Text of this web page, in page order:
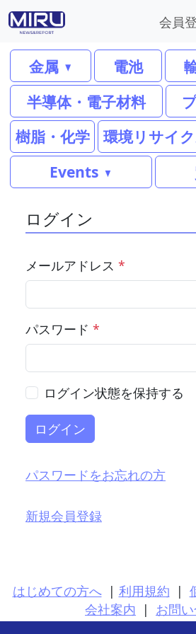
会員
金属 電池
半導体・電子材料
樹脂・化学
環境リサイ
Events
ログイン
メールアドレス *
パスワード *
ログイン状態を保持する
ログイン
パスワードをお忘れの方
新規会員登録
はじめての方へ | 利用規約 |
会社案内 | お問